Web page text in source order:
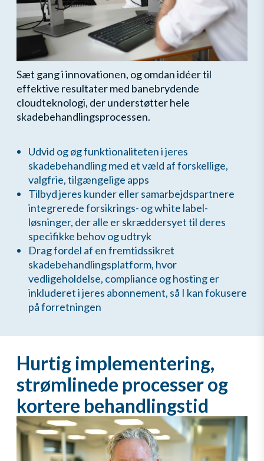
Sæt gang i innovationen, og omdan idéer til
effektive resultater med banebrydende
cloudteknologi, der understøtter hele
skadebehandlingsprocessen.
Udvid og øg funktionaliteten i jeres
skadebehandling med et væld af forskellige,
valgfrie, tilgængelige apps
Tilbyd jeres kunder eller samarbejdspartnere
integrerede forsikrings- og white label-
løsninger, der alle er skræddersyet til deres
specifikke behov og udtryk
Drag fordel af en fremtidssikret
skadebehandlingsplatform, hvor
vedligeholdelse, compliance og hosting er
inkluderet i jeres abonnement, så I kan fokusere
på forretningen
Hurtig implementering,
strømlinede processer og
kortere behandlingstid